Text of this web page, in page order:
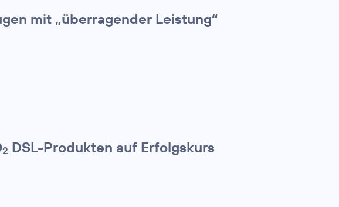
mit „überragender Leistung“
2 DSL-Produkten auf Erfolgskurs